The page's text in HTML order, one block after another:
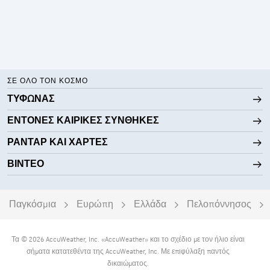
ΣΕ ΌΛΟ ΤΟΝ ΚΌΣΜΟ
ΤΥΦΏΝΑΣ
ΈΝΤΟΝΕΣ ΚΑΙΡΙΚΈΣ ΣΥΝΘΉΚΕΣ
ΡΑΝΤΆΡ ΚΑΙ ΧΆΡΤΕΣ
ΒΊΝΤΕΟ
Παγκόσμια Ευρώπη Ελλάδα Πελοπόννησος
Τα © 2026 AccuWeather, Inc. «AccuWeather» και το σχέδιο με τον ήλιο είναι
σήματα κατατεθέντα της AccuWeather, Inc. Με επιφύλαξη παντός
δικαιώματος.